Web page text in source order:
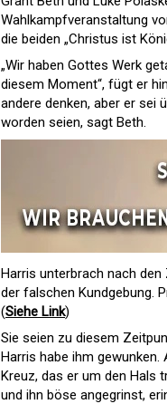
Wahlkampfveranstaltung
die beiden „Christus ist
„Wir haben Gottes Werk
diesem Moment“, fügt er
andere denken, aber er sei
worden seien, sagt Beth.
Harris unterbrach nach den
der falschen Kundgebung.
(Siehe Link)
Sie seien zu diesem
Harris habe ihm
Kreuz, das er um den Hals
und ihn böse angegrinst,